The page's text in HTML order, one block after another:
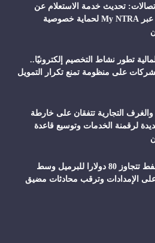
تحديث خدمة الاستعلام عن
الخطوط عبر My NTRA لحماية خصوصية
تطور نشاط التخصيم إلكترونيًا..
على منظومة تمنع تكرار التمويل
والغرف التجارية تتفقان على خارطة
لرقمنة الخدمات وتوسيع قاعدة
أسعار النفط تتجاوز 80 دولارا للبرميل وسط
الإمدادات وترقب محادثات مضيق